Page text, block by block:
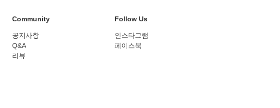
Community
공지사항
Q&A
리뷰
Follow Us
인스타그램
페이스북